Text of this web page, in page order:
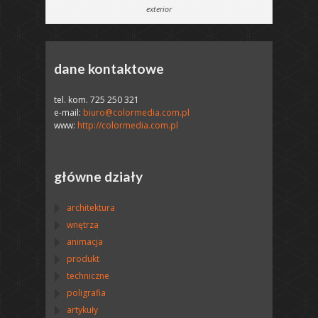
exterior
dane kontaktowe
tel. kom. 725 250 321
e-mail: biuro@colormedia.com.pl
www: http://colormedia.com.pl
główne działy
architektura
wnętrza
animacja
produkt
techniczne
poligrafia
artykuły